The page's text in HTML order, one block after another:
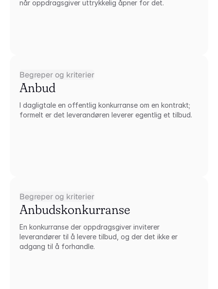
når oppdragsgiver uttrykkelig åpner for det.
Begreper og kriterier
Anbud
I dagligtale en offentlig konkurranse om en kontrakt;
formelt er det leverandøren leverer egentlig et tilbud.
Begreper og kriterier
Anbudskonkurranse
En konkurranse der oppdragsgiver inviterer
leverandører til å levere tilbud, og der det ikke er
adgang til å forhandle.